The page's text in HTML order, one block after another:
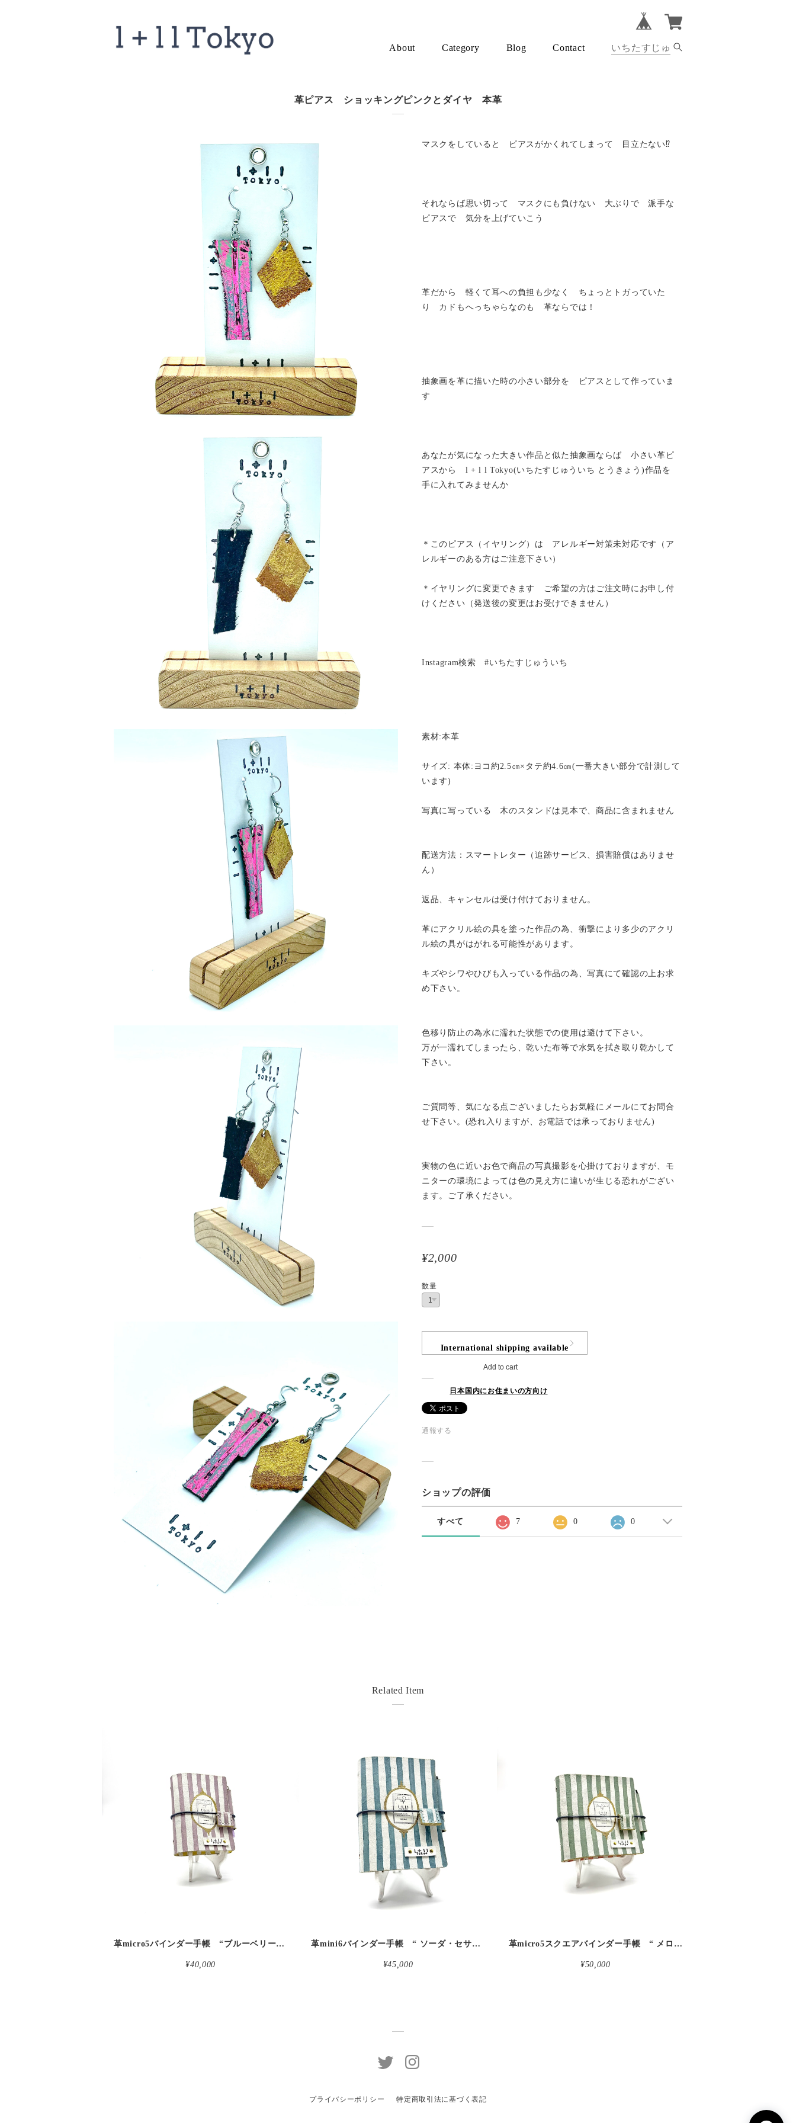
About Category Blog Contact
革ピアス ショッキングピンクとダイヤ 本革
マスクをしていると ピアスがかくれてしまって 目立たない⁉︎
それならば思い切って マスクにも負けない 大ぶりで 派手な
ピアスで 気分を上げていこう
革だから 軽くて耳への負担も少なく ちょっとトガっていた
り カドもへっちゃらなのも 革ならでは！
抽象画を革に描いた時の小さい部分を ピアスとして作っていま
す
あなたが気になった大きい作品と似た抽象画ならば 小さい革ピ
アスから l + l l Tokyo(いちたすじゅういち とうきょう)作品を
手に入れてみませんか
＊このピアス（イヤリング）は アレルギー対策未対応です（ア
レルギーのある方はご注意下さい）
＊イヤリングに変更できます ご希望の方はご注文時にお申し付
けください（発送後の変更はお受けできません）
Instagram検索 #いちたすじゅういち
素材:本革
サイズ: 本体:ヨコ約2.5㎝×タテ約4.6㎝(一番大きい部分で計測して
います)
写真に写っている 木のスタンドは見本で、商品に含まれません
配送方法：スマートレター（追跡サービス、損害賠償はありませ
ん）
返品、キャンセルは受け付けておりません。
革にアクリル絵の具を塗った作品の為、衝撃により多少のアクリ
ル絵の具がはがれる可能性があります。
キズやシワやひびも入っている作品の為、写真にて確認の上お求
め下さい。
色移り防止の為水に濡れた状態での使用は避けて下さい。
万が一濡れてしまったら、乾いた布等で水気を拭き取り乾かして
下さい。
ご質問等、気になる点ございましたらお気軽にメールにてお問合
せ下さい。(恐れ入りますが、お電話では承っておりません)
実物の色に近いお色で商品の写真撮影を心掛けておりますが、モ
ニターの環境によっては色の見え方に違いが生じる恐れがござい
ます。ご了承ください。
¥2,000
数量
International shipping available
Add to cart
日本国内にお住まいの方向け
通報する
ショップの評価
すべて 7 0 0
Related Item
detail
革micro5バインダー手帳 “ブルーベリー・レモンシェイク 昼下がりのお茶会” 本革
¥40,000
detail
革mini6バインダー手帳 “ ソーダ・セサミシェイク 昼下がりのお茶会” 本革
¥45,000
detail
革micro5スクエアバインダー手帳 “ メロン・イチゴシェイク 昼下がりのお茶会” 本革
¥50,000
プライバシーポリシー 特定商取引法に基づく表記